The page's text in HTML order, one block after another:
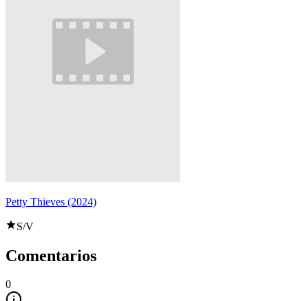
Petty Thieves (2024)
S/V
Comentarios
0